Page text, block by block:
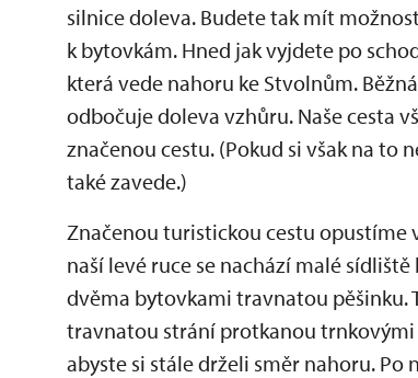
silnice doleva. Budete tak mít
k bytovkám. Hned jak vyjdete po
která vede nahoru ke Stvolnům.
odbočuje doleva vzhůru. Naše cesta
značenou cestu. (Pokud si však na to
také zavede.)
Značenou turistickou cestu opustíme
naší levé ruce se nachází malé
dvěma bytovkami travnatou pěšinku.
travnatou strání protkanou trnkovými
abyste si stále drželi směr nahoru.